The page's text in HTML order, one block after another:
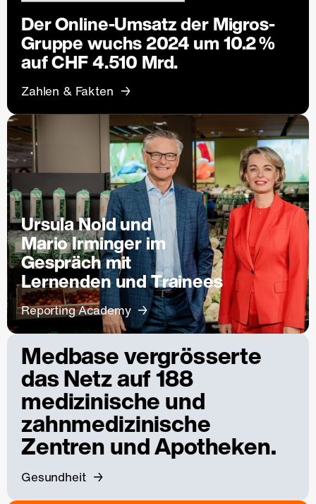
Der Online-Umsatz der Migros-
Gruppe wuchs 2024 um 10.2 %
auf CHF 4.510 Mrd.
Zahlen & Fakten
Ursula Nold und
Mario Irminger im
Gespräch mit
Lernenden und Trainees
Reporting Academy
Medbase vergrösserte
das Netz auf 188
medizinische und
zahnmedizinische
Zentren und Apotheken.
Gesundheit